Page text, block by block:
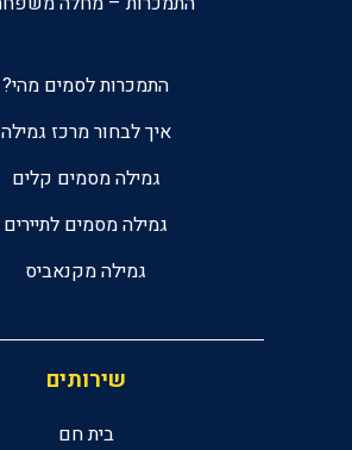
התמכרות לסמים מהי?
איך לבחור מרכז גמילה
גמילה מסמים קלים
גמילה מסמים לתיירים
גמילה מקנאביס
שירותים
בית חם